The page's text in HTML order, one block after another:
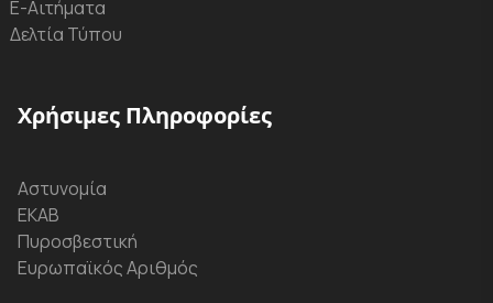
Ε-Αιτήματα
Δελτία Τύπου
Χρήσιμες Πληροφορίες
Αστυνομία
ΕΚΑΒ
Πυροσβεστική
Ευρωπαϊκός Αριθμός